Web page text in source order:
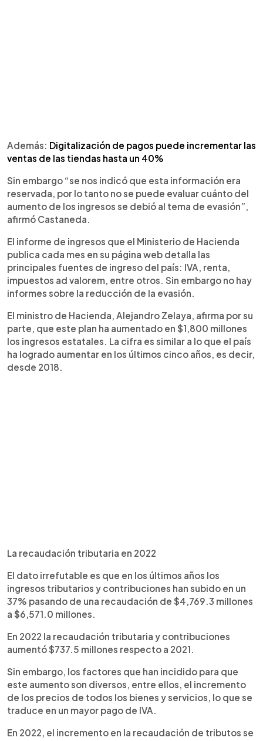
Además: Digitalización de pagos puede incrementar las
ventas de las tiendas hasta un 40%
Sin embargo “se nos indicó que esta información era
reservada, por lo tanto no se puede evaluar cuánto del
aumento de los ingresos se debió al tema de evasión”,
afirmó Castaneda.
El informe de ingresos que el Ministerio de Hacienda
publica cada mes en su página web detalla las
principales fuentes de ingreso del país: IVA, renta,
impuestos ad valorem, entre otros. Sin embargo no hay
informes sobre la reducción de la evasión.
El ministro de Hacienda, Alejandro Zelaya, afirma por su
parte, que este plan ha aumentado en $1,800 millones
los ingresos estatales. La cifra es similar a lo que el país
ha logrado aumentar en los últimos cinco años, es decir,
desde 2018.
La recaudación tributaria en 2022
El dato irrefutable es que en los últimos años los
ingresos tributarios y contribuciones han subido en un
37% pasando de una recaudación de $4,769.3 millones
a $6,571.0 millones.
En 2022 la recaudación tributaria y contribuciones
aumentó $737.5 millones respecto a 2021.
Sin embargo, los factores que han incidido para que
este aumento son diversos, entre ellos, el incremento
de los precios de todos los bienes y servicios, lo que se
traduce en un mayor pago de IVA.
En 2022, el incremento en la recaudación de tributos se